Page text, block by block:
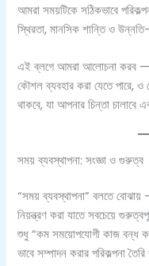
আমরা সময়টিকে সঠিকভাবে
স্থিরতা, মানসিক শান্তি ও
এই ব্লগে আমরা আলোচনা করব —
কৌশল ব্যবহার করা যেতে পারে,
থাকবে, যা আপনার চিন্তা চালাবে
সময় ব্যবস্থাপনা: সংজ্ঞা ও গুরুত্ব
“সময় ব্যবস্থাপনা” বলতে
নিয়ন্ত্রণ করা যাতে সবচেয়ে
শুধু “কম সময়োপযোগী কাজ বন্ধ
ভাবে সম্পাদন করার পরিকল্পনা তৈরি